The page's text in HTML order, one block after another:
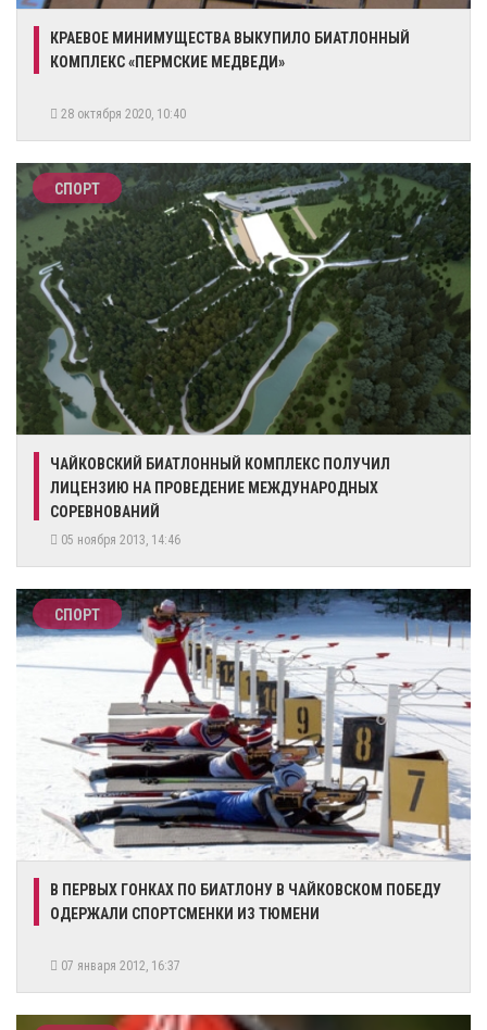
​КРАЕВОЕ МИНИМУЩЕСТВА ВЫКУПИЛО БИАТЛОННЫЙ
КОМПЛЕКС «ПЕРМСКИЕ МЕДВЕДИ»
28 октября 2020, 10:40
СПОРТ
ЧАЙКОВСКИЙ БИАТЛОННЫЙ КОМПЛЕКС ПОЛУЧИЛ
ЛИЦЕНЗИЮ НА ПРОВЕДЕНИЕ МЕЖДУНАРОДНЫХ
СОРЕВНОВАНИЙ
05 ноября 2013, 14:46
СПОРТ
В ПЕРВЫХ ГОНКАХ ПО БИАТЛОНУ В ЧАЙКОВСКОМ ПОБЕДУ
ОДЕРЖАЛИ СПОРТСМЕНКИ ИЗ ТЮМЕНИ
07 января 2012, 16:37